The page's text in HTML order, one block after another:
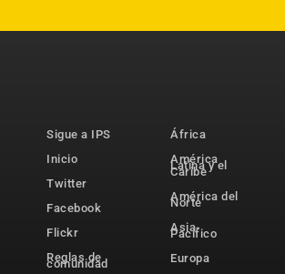
Sigue a IPS
Inicio
Twitter
Facebook
Flickr
Reglas de
comunidad
África
América
Latina y el
Caribe
América del
Norte
Asia-
Pacífico
Europa